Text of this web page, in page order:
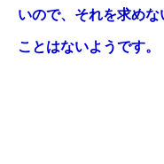
いので、それを求め
ことはないようです。